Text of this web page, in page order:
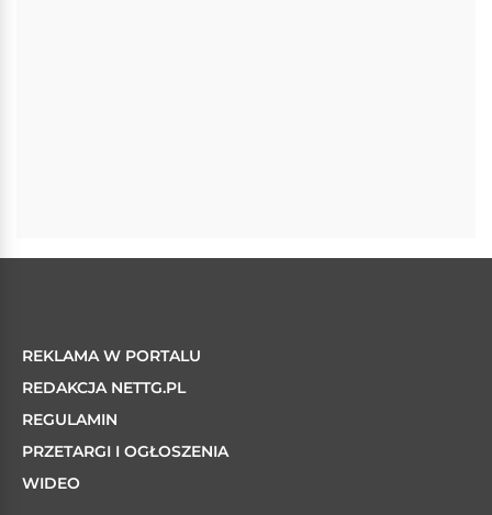
REKLAMA W PORTALU
REDAKCJA NETTG.PL
REGULAMIN
PRZETARGI I OGŁOSZENIA
WIDEO